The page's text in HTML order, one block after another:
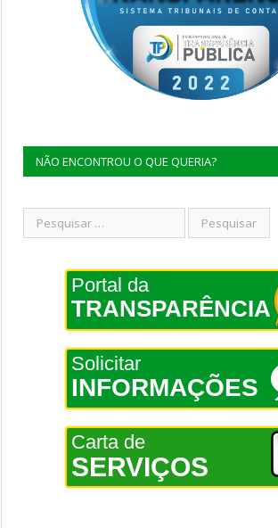
NÃO ENCONTROU O QUE QUERIA?
Portal da
TRANSPARÊNCIA
Solicitar
INFORMAÇÕES
Carta de
SERVIÇOS